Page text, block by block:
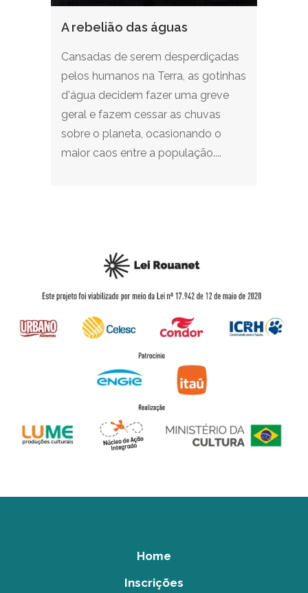
A rebelião das águas
Cansadas de serem desperdiçadas
pelos humanos na Terra, as gotinhas
d'água decidem fazer uma greve
geral e fazem cessar as chuvas
sobre o planeta, ocasionando o
maior caos entre a população....
Home
Inscrições